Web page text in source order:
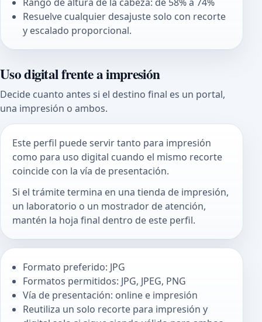
Resuelve cualquier desajuste solo con recorte
y escalado proporcional.
Uso digital frente a impresión
Decide cuanto antes si el destino final es un portal,
una impresión o ambos.
Este perfil puede servir tanto para impresión
como para uso digital cuando el mismo recorte
coincide con la vía de presentación.
Si el trámite termina en una tienda de impresión,
un laboratorio o un mostrador de atención,
mantén la hoja final dentro de este perfil.
Formato preferido: JPG
Formatos permitidos: JPG, JPEG, PNG
Vía de presentación: online e impresión
Reutiliza un solo recorte para impresión y